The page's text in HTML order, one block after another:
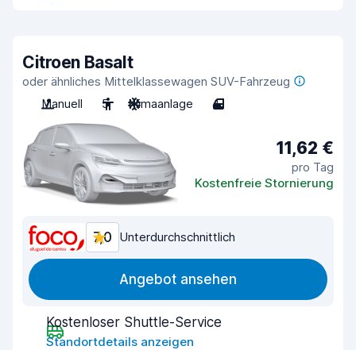
Citroen Basalt
oder ähnliches Mittelklassewagen SUV-Fahrzeug
Manuell
5 Klimaanlage 4
11,62 €
pro Tag
Kostenfreie Stornierung
7,0 Unterdurchschnittlich
Angebot ansehen
Kostenloser Shuttle-Service
Standortdetails anzeigen